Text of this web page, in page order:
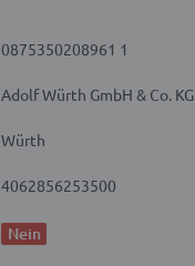
0875350208961 1
Adolf Würth GmbH & Co. KG
Würth
4062856253500
Nein